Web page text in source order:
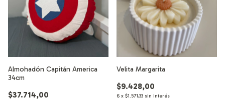
Almohadón Capitán America
34cm
$37.714,00
Velita Margarita
$9.428,00
6 x $1.571,33 sin interés